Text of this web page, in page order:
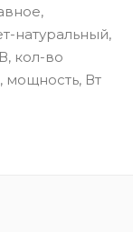
натуральный,
кол-во
мощность, Вт